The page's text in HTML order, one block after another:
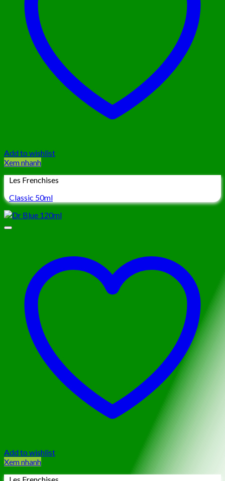
Add to wishlist
Xem nhanh
Les Frenchises
Classic 50ml
Add to wishlist
Xem nhanh
Les Frenchises